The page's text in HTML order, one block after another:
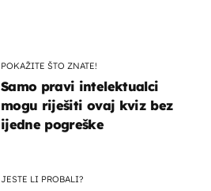
POKAŽITE ŠTO ZNATE!
Samo pravi intelektualci
mogu riješiti ovaj kviz bez
ijedne pogreške
JESTE LI PROBALI?